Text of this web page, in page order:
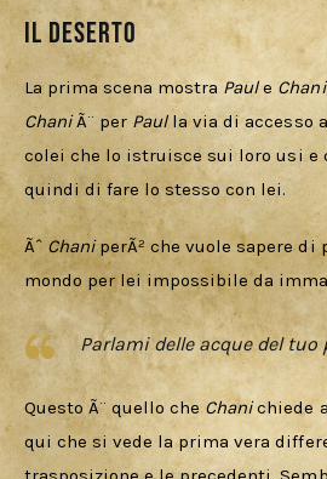
Il deserto
La prima scena mostra Paul e Chani
Chani Ã¨ per Paul la via di accesso
colei che lo istruisce sui loro usi e
quindi di fare lo stesso con lei.
Ãˆ Chani perÃ² che vuole sapere di
mondo per lei impossibile da
Parlami delle acque del tuo
Questo Ã¨ quello che Chani chiede a
qui che si vede la prima vera